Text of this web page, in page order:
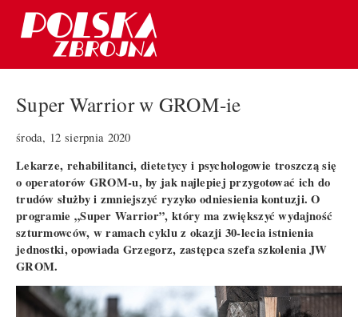
Super Warrior w GROM-ie
środa, 12 sierpnia 2020
Lekarze, rehabilitanci, dietetycy i psychologowie troszczą się
o operatorów GROM-u, by jak najlepiej przygotować ich do
trudów służby i zmniejszyć ryzyko odniesienia kontuzji. O
programie „Super Warrior”, który ma zwiększyć wydajność
szturmowców, w ramach cyklu z okazji 30-lecia istnienia
jednostki, opowiada Grzegorz, zastępca szefa szkolenia JW
GROM.